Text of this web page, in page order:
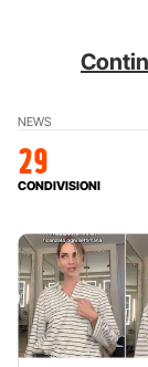
NEWS
29
CONDIVISIONI